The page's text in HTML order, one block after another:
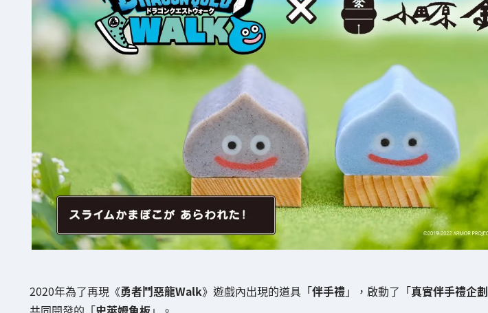
2020年為了再現《勇者鬥惡龍Walk》遊戲內出現的道具「伴手禮」，啟動了「真實伴手禮企劃